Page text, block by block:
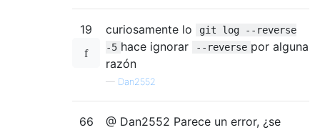
19 curiosamente lo
git log --reverse
-5 hace ignorar --reverse por alguna
razón
— Dan2552
66
@ Dan2552 Parece un error, ¿se